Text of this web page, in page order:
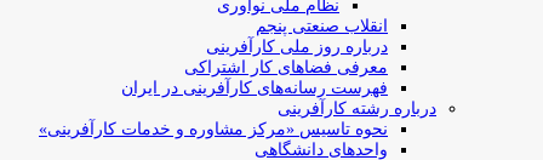
نظام ملی نوآوری
انقلاب صنعتی پنجم
درباره روز ملی کارآفرینی
معرفی فضاهای کار اشتراکی
فهرست رسانه‌های کارآفرینی در ایران
درباره رشته کارآفرینی
نحوه تاسیس «مرکز مشاوره و خدمات کارآفرینی»
واحدهای دانشگاهی